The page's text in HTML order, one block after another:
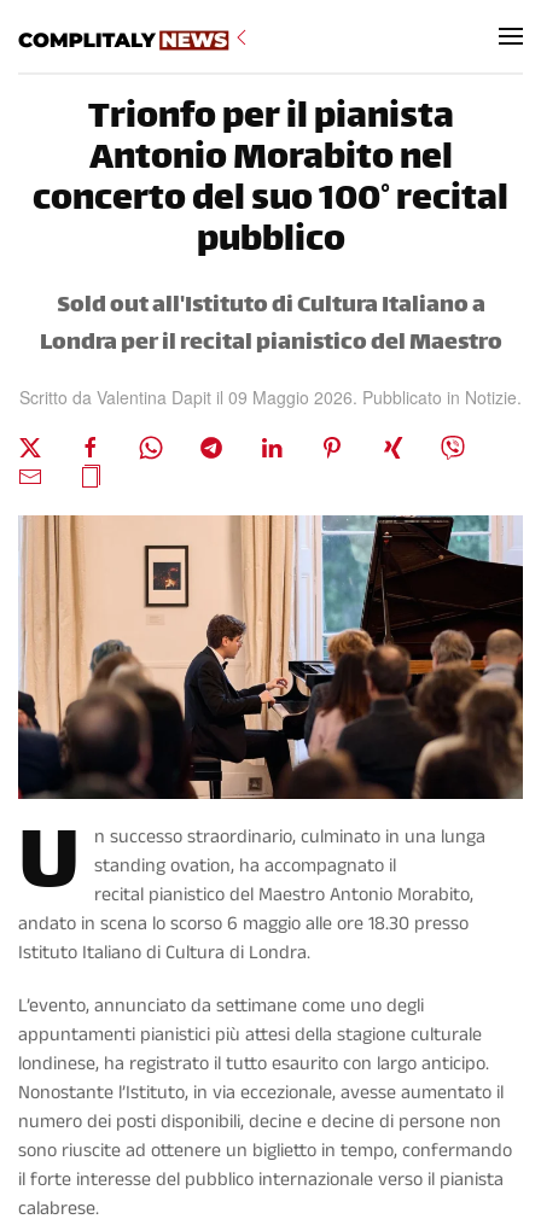
Trionfo per il pianista
Antonio Morabito nel
concerto del suo 100° recital
pubblico
Sold out all'Istituto di Cultura Italiano a
Londra per il recital pianistico del Maestro
Scritto da Valentina Dapit il 09 Maggio 2026. Pubblicato in Notizie.
U
n successo straordinario, culminato in una lunga
standing ovation, ha accompagnato il
recital pianistico del Maestro Antonio Morabito,
andato in scena lo scorso 6 maggio alle ore 18.30 presso
Istituto Italiano di Cultura di Londra.
L’evento, annunciato da settimane come uno degli
appuntamenti pianistici più attesi della stagione culturale
londinese, ha registrato il tutto esaurito con largo anticipo.
Nonostante l’Istituto, in via eccezionale, avesse aumentato il
numero dei posti disponibili, decine e decine di persone non
sono riuscite ad ottenere un biglietto in tempo, confermando
il forte interesse del pubblico internazionale verso il pianista
calabrese.